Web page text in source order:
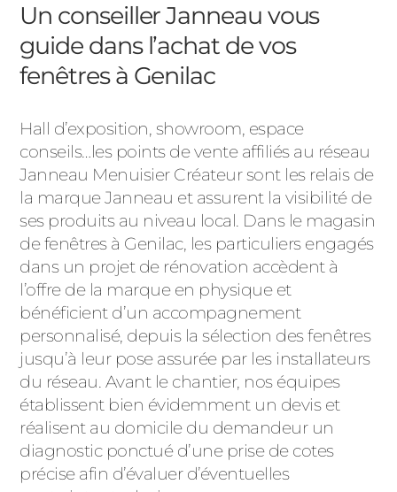
Un conseiller Janneau vous
guide dans l’achat de vos
fenêtres à Genilac
Hall d’exposition, showroom, espace
conseils…les points de vente affiliés au réseau
Janneau Menuisier Créateur sont les relais de
la marque Janneau et assurent la visibilité de
ses produits au niveau local. Dans le magasin
de fenêtres à Genilac, les particuliers engagés
dans un projet de rénovation accèdent à
l’offre de la marque en physique et
bénéficient d’un accompagnement
personnalisé, depuis la sélection des fenêtres
jusqu’à leur pose assurée par les installateurs
du réseau. Avant le chantier, nos équipes
établissent bien évidemment un devis et
réalisent au domicile du demandeur un
diagnostic ponctué d’une prise de cotes
précise afin d’évaluer d’éventuelles